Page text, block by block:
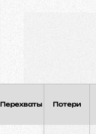
Перехваты Потери